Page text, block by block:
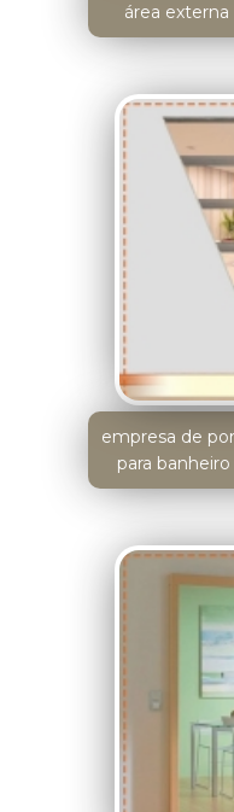
área externa
empresa de
para